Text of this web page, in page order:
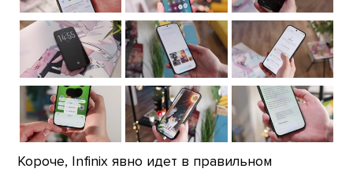
Короче, Infinix явно идет в правильном